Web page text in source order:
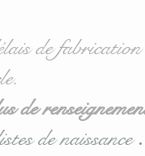
de
de
de naissance.